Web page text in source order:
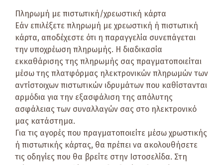
Πληρωμή με πιστωτική/χρεωστική κάρτα
Εάν επιλέξετε πληρωμή με χρεωστική ή πιστωτική
κάρτα, αποδέχεστε ότι η παραγγελία συνεπάγεται
την υποχρέωση πληρωμής. Η διαδικασία
εκκαθάρισης της πληρωμής σας πραγματοποιείται
μέσω της πλατφόρμας ηλεκτρονικών πληρωμών των
αντίστοιχων πιστωτικών ιδρυμάτων που καθίστανται
αρμόδια για την εξασφάλιση της απόλυτης
ασφάλειας των συναλλαγών σας στο ηλεκτρονικό
μας κατάστημα.
Για τις αγορές που πραγματοποιείτε μέσω χρωστικής
ή πιστωτικής κάρτας, θα πρέπει να ακολουθήσετε
τις οδηγίες που θα βρείτε στην Ιστοσελίδα. Στη